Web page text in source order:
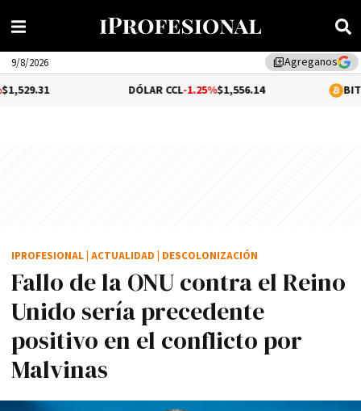
library_addAgreganos
9/8/2026
-1.25%$1,556.14 -0.04%
Fallo de la ONU contra el Reino
Unido sería precedente
positivo en el conflicto por
Malvinas
IPROFESIONAL ACTUALIDAD DESCOLONIZACIÓN